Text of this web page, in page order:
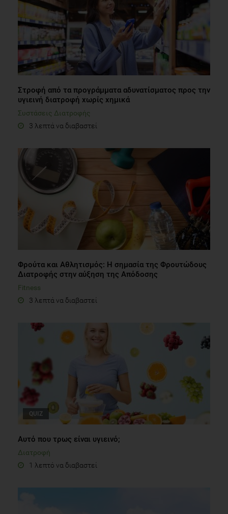
Στροφή από τα προγράμματα αδυνατίσματος προς την
υγιεινή διατροφή χωρίς χημικά
Συστάσεις Διατροφής
3 λεπτά να διαβαστεί
Φρούτα και Αθλητισμός: Η σημασία της Φρουτώδους
Διατροφής στην αύξηση της Απόδοσης
Fitness
3 λεπτά να διαβαστεί
QUIZ
Αυτό που τρως είναι υγιεινό;
Διατροφή
1 λεπτό να διαβαστεί